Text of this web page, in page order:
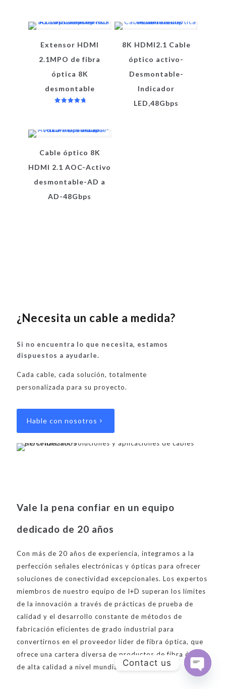
Extensor HDMI
2.1MPO de fibra
óptica 8K
desmontable
8K HDMI2.1 Cable
óptico activo-
Desmontable-
Indicador
LED,48Gbps
Cable óptico 8K
HDMI 2.1 AOC-Activo
desmontable-AD a
AD-48Gbps
¿Necesita un cable a medida?
Si no encuentra lo que necesita, estamos
dispuestos a ayudarle.
Cada cable, cada solución, totalmente
personalizada para su proyecto.
Hable con nosotros
Vale la pena confiar en un equipo
dedicado de 20 años
Con más de 20 años de experiencia, integramos a la
perfección señales electrónicas y ópticas para ofrecer
soluciones de conectividad excepcionales. Los expertos
miembros de nuestro equipo de I+D superan los límites
de la innovación a través de prácticas de prueba de
calidad y el desarrollo constante de métodos de
fabricación eficientes de grado industrial para
convertirnos en el proveedor líder de fibra óptica, que
ofrece una cartera diversa de productos de fibra óptica
de alta calidad a nivel mundial.
Contact us